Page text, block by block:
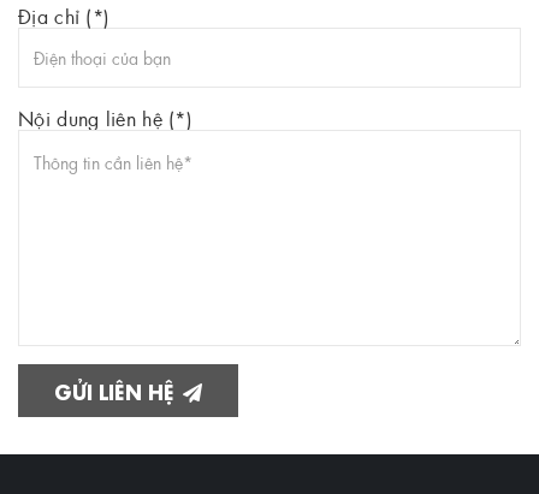
Địa chỉ (*)
Nội dung liên hệ (*)
GỬI LIÊN HỆ